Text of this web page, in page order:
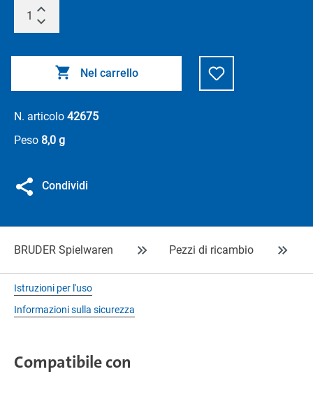
Nel carrello
N. articolo 42675
Peso 8,0 g
Condividi
BRUDER Spielwaren Pezzi di ricambio
Istruzioni per l'uso
Informazioni sulla sicurezza
Compatibile con